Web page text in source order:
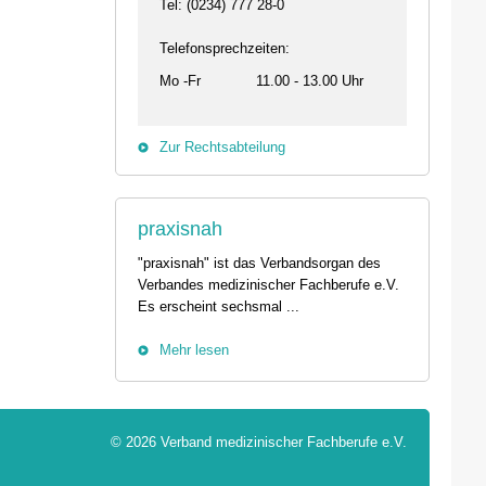
Tel: (0234) 777 28-0
Telefonsprechzeiten:
Mo -Fr
11.00 - 13.00 Uhr
Zur Rechtsabteilung
praxisnah
"praxisnah" ist das Verbandsorgan des
Verbandes medizinischer Fachberufe e.V.
Es erscheint sechsmal ...
Mehr lesen
Der Umgang mit Tod und Trauer im
04.09. - 06.09.2026
44139 Dortmund
Tierärztetag West 2026 - Der
Kammerkongress in Dortmund
Termin anzeigen
und die Bedeutung
74405 Gaildorf
Kleine Pausen –
Termin anzeigen
© 2026 Verband medizinischer Fachberufe e.V.